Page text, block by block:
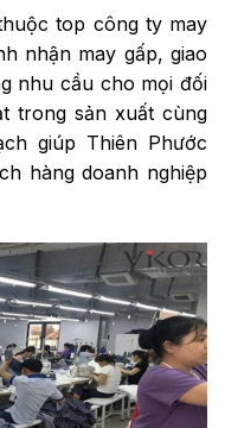
top công ty may
nhận may gấp, giao
nhu cầu cho mọi đối
trong sản xuất cùng
giúp Thiên Phước
hàng doanh nghiệp